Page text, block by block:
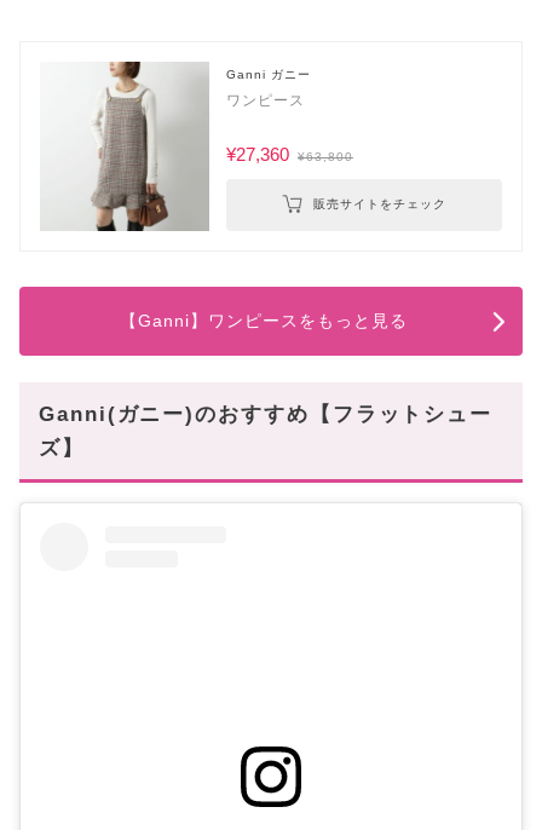
Ganni ガニー
ワンピース
¥27,360 ¥63,800
販売サイトをチェック
【Ganni】ワンピースをもっと見る
Ganni(ガニー)のおすすめ【フラットシュー
ズ】